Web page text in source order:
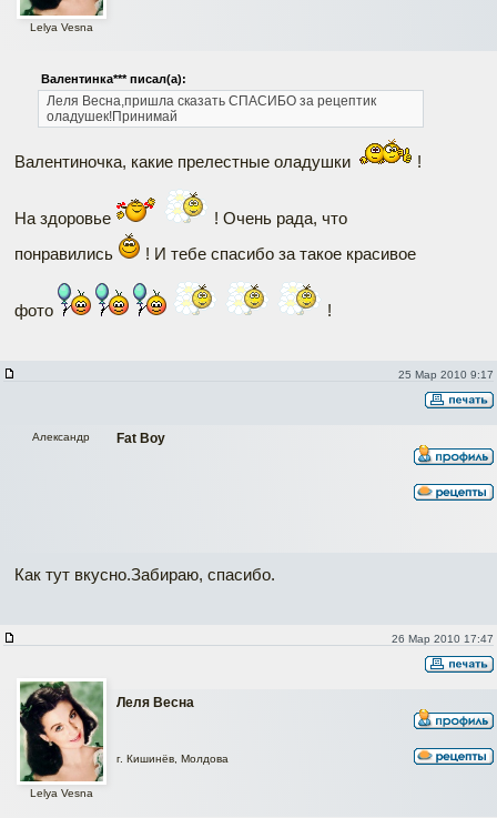
Lelya Vesna
Валентинка*** писал(а):
Леля Весна,пришла сказать СПАСИБО за рецептик
оладушек!Принимай
Валентиночка, какие прелестные оладушки !
На здоровье
! Очень рада, что
понравились
! И тебе спасибо за такое красивое
фото !
25 Мар 2010 9:17
Fat Boy
Александр
Как тут вкусно.Забираю, спасибо.
26 Мар 2010 17:47
Леля Весна
Lelya Vesna
г. Кишинёв, Молдова